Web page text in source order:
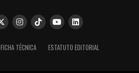
FICHA TÉCNICA ESTATUTO EDITORIAL